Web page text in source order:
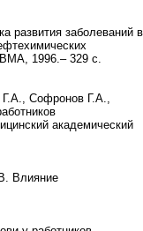
развития заболеваний в
1996.– 329 с.
Софронов Г.А.,
академический
Влияние